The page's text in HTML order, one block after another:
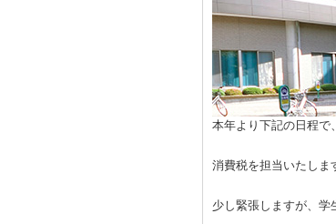
本年より下記の日程で
消費税を担当いたしま
少し緊張しますが、学